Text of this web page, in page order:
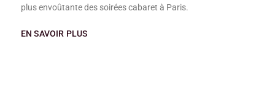
plus envoûtante des soirées cabaret à Paris.
EN SAVOIR PLUS